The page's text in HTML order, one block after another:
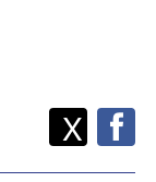
Споделете
X